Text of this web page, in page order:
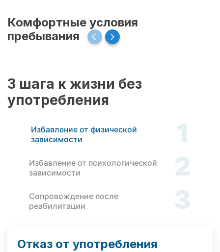
Комфортные условия
пребывания
3 шага к жизни без
употребления
Избавление от физической
зависимости
1
Избавление от психологической
зависимости
2
Сопровождение после
реабилитации
3
Отказ от употребления